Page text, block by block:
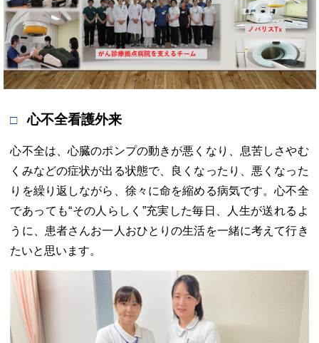
心不全看護外来
心不全は、心臓のポンプの動きが悪くなり、息苦しさやむ
くみなどの症状が出る状態で、良くなったり、悪くなった
りを繰り返しながら、徐々に命を縮める病気です。心不全
であっても“その人らしく”充実した毎日、人生が送れるよ
うに、患者さんお一人おひとりの生活を一緒に考えて行き
たいと思います。